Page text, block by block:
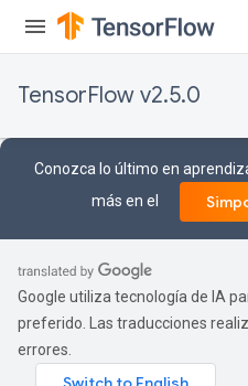
TensorFlow v2.5.0
Conozca lo último en
más en el
Google utiliza tecnología de IA
preferido. Las traducciones
errores.